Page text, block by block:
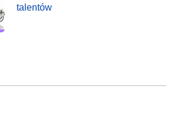
talentów